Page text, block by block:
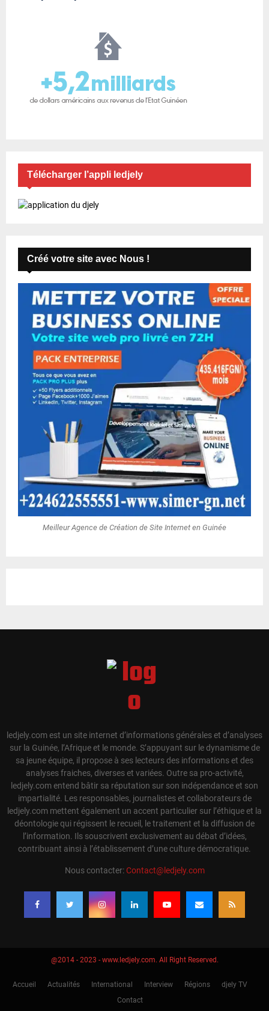
Télécharger l’appli ledjely
Créé votre site avec Nous !
Meilleur Agence de Création de Site Internet en Guinée
ledjely.com est un site internet d’informations générales et d’analyses
sur la Guinée, l’Afrique et le monde. S’appuyant sur le dynamisme de
sa jeune équipe, il propose à ses lecteurs des informations et des
analyses fraiches, diverses et variées. Outre sa pro-activité,
ledjely.com entend bâtir sa réputation sur son indépendance et son
impartialité. Les responsables, journalistes et collaborateurs de
ledjely.com mettent également un accent particulier sur l’éthique et la
déontologie qui régissent le recueil, le traitement et la diffusion de
l’information. Ils souscrivent exclusivement au débat d’idées,
contribuant ainsi à l’établissement d’une culture démocratique.
Nous contacter:Contact@ledjely.com
@2014 - 2023 - www.ledjely.com. All Right Reserved.
Accueil Actualités International Interview Régions
djely TV
Contact